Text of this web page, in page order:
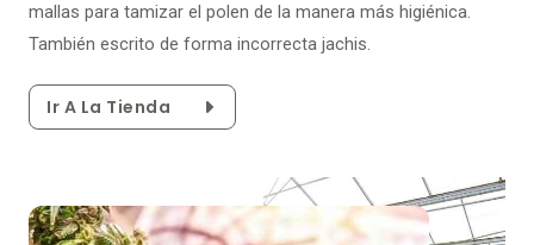
mallas para tamizar el polen de la manera más higiénica.
También escrito de forma incorrecta jachis.
Ir A La Tienda